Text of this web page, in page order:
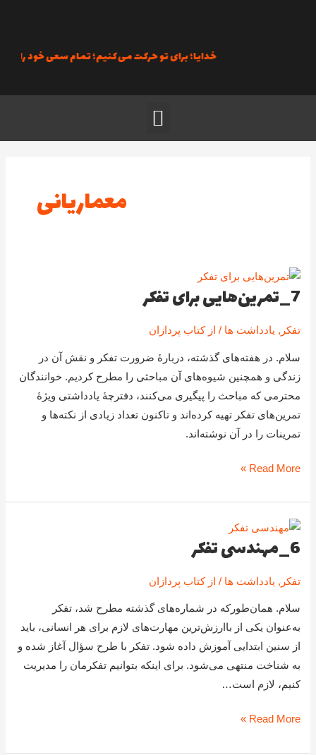
خدایا؛ برای تو حرکت می‌کنیم؛ تمام سعی خود را به
منو
معماریانی
7_تمرین‌هایی برای تفکر
تفکر , یادداشت ها / از کتاب پردازان
سلام. در هفته‌های گذشته، دربارۀ ضرورت تفکر و نقش آن در
زندگی و همچنین شیوه‌های آن مباحثی را مطرح کردیم. خوانندگان
محترمی که مباحث را پیگیری می‌کنند، دفترچۀ یادداشتی ویژۀ
تمرین‌های تفکر تهیه کرده‌اند و تاکنون تعداد زیادی از نکته‌ها و
تمرینات را در آن نوشته‌اند.
7_تمرین‌هایی
تفکر
Read More »
6_مهندسی تفکر
تفکر , یادداشت ها / از کتاب پردازان
سلام. همان‌طورکه در شماره‌های گذشته مطرح شد، تفکر
به‌عنوان یکی از باارزش‌ترین مهارت‌های لازم برای هر انسانی، باید
از سنین ابتدایی آموزش داده شود. تفکر با طرح سؤال آغاز شده و
به شناخت منتهی می‌شود. برای اینکه بتوانیم تفکرمان را مدیریت
کنیم، لازم است…
6_مهندسی
Read More »